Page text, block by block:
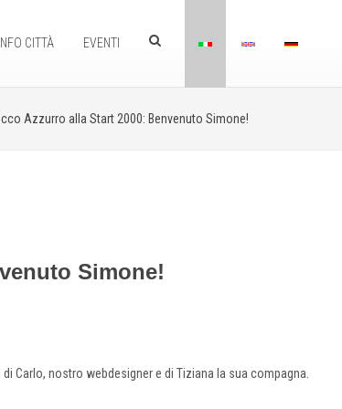
INFO CITTÀ EVENTI
Azzurro alla Start 2000: Benvenuto Simone!
Simone!
Carlo, nostro webdesigner e di Tiziana la sua compagna.